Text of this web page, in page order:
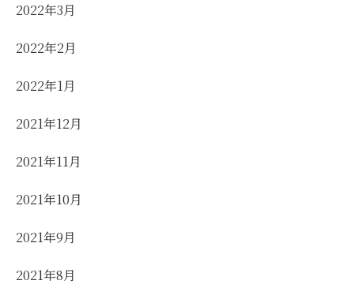
2022年3月
2022年2月
2022年1月
2021年12月
2021年11月
2021年10月
2021年9月
2021年8月